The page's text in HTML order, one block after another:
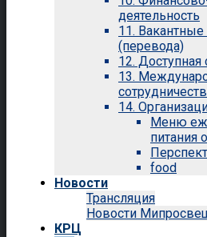
деятельность
11.
(перевода)
12. Доступная
13.
14.
Меню
питания
food
Новости
Трансляция
Новости
КРЦ